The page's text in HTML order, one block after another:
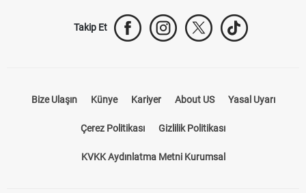
Takip Et
Bize Ulaşın Künye Kariyer About US Yasal Uyarı
Çerez Politikası Gizlilik Politikası
KVKK Aydınlatma Metni Kurumsal